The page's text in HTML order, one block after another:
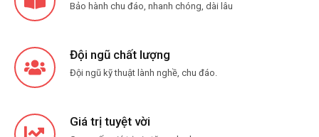
Bảo hành chu đáo, nhanh chóng, dài lâu
Đội ngũ chất lượng
Đội ngũ kỹ thuật lành nghề, chu đáo.
Giá trị tuyệt vời